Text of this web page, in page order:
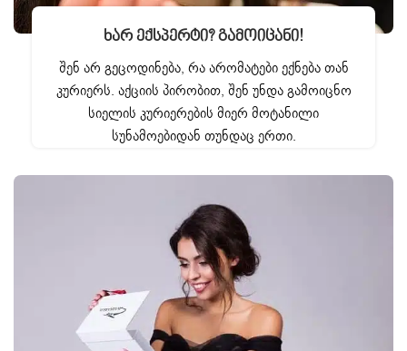
Ხარ Ექსპერტი? Გამოიცანი!
შენ არ გეცოდინება, რა არომატები ექნება თან
კურიერს. აქციის პირობით, შენ უნდა გამოიცნო
სიელის კურიერების მიერ მოტანილი
სუნამოებიდან თუნდაც ერთი.